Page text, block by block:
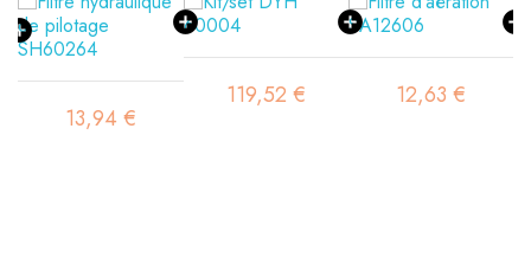
13,94 €
119,52 € 12,63 €